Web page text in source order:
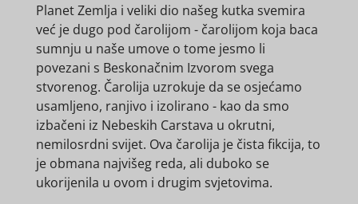
Planet Zemlja i veliki dio našeg kutka svemira
već je dugo pod čarolijom - čarolijom koja baca
sumnju u naše umove o tome jesmo li
povezani s Beskonačnim Izvorom svega
stvorenog. Čarolija uzrokuje da se osjećamo
usamljeno, ranjivo i izolirano - kao da smo
izbačeni iz Nebeskih Carstava u okrutni,
nemilosrdni svijet. Ova čarolija je čista fikcija, to
je obmana najvišeg reda, ali duboko se
ukorijenila u ovom i drugim svjetovima.